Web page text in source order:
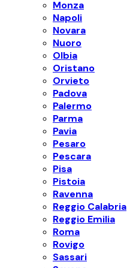
Monza
Napoli
Novara
Nuoro
Olbia
Oristano
Orvieto
Padova
Palermo
Parma
Pavia
Pesaro
Pescara
Pisa
Pistoia
Ravenna
Reggio Calabria
Reggio Emilia
Roma
Rovigo
Sassari